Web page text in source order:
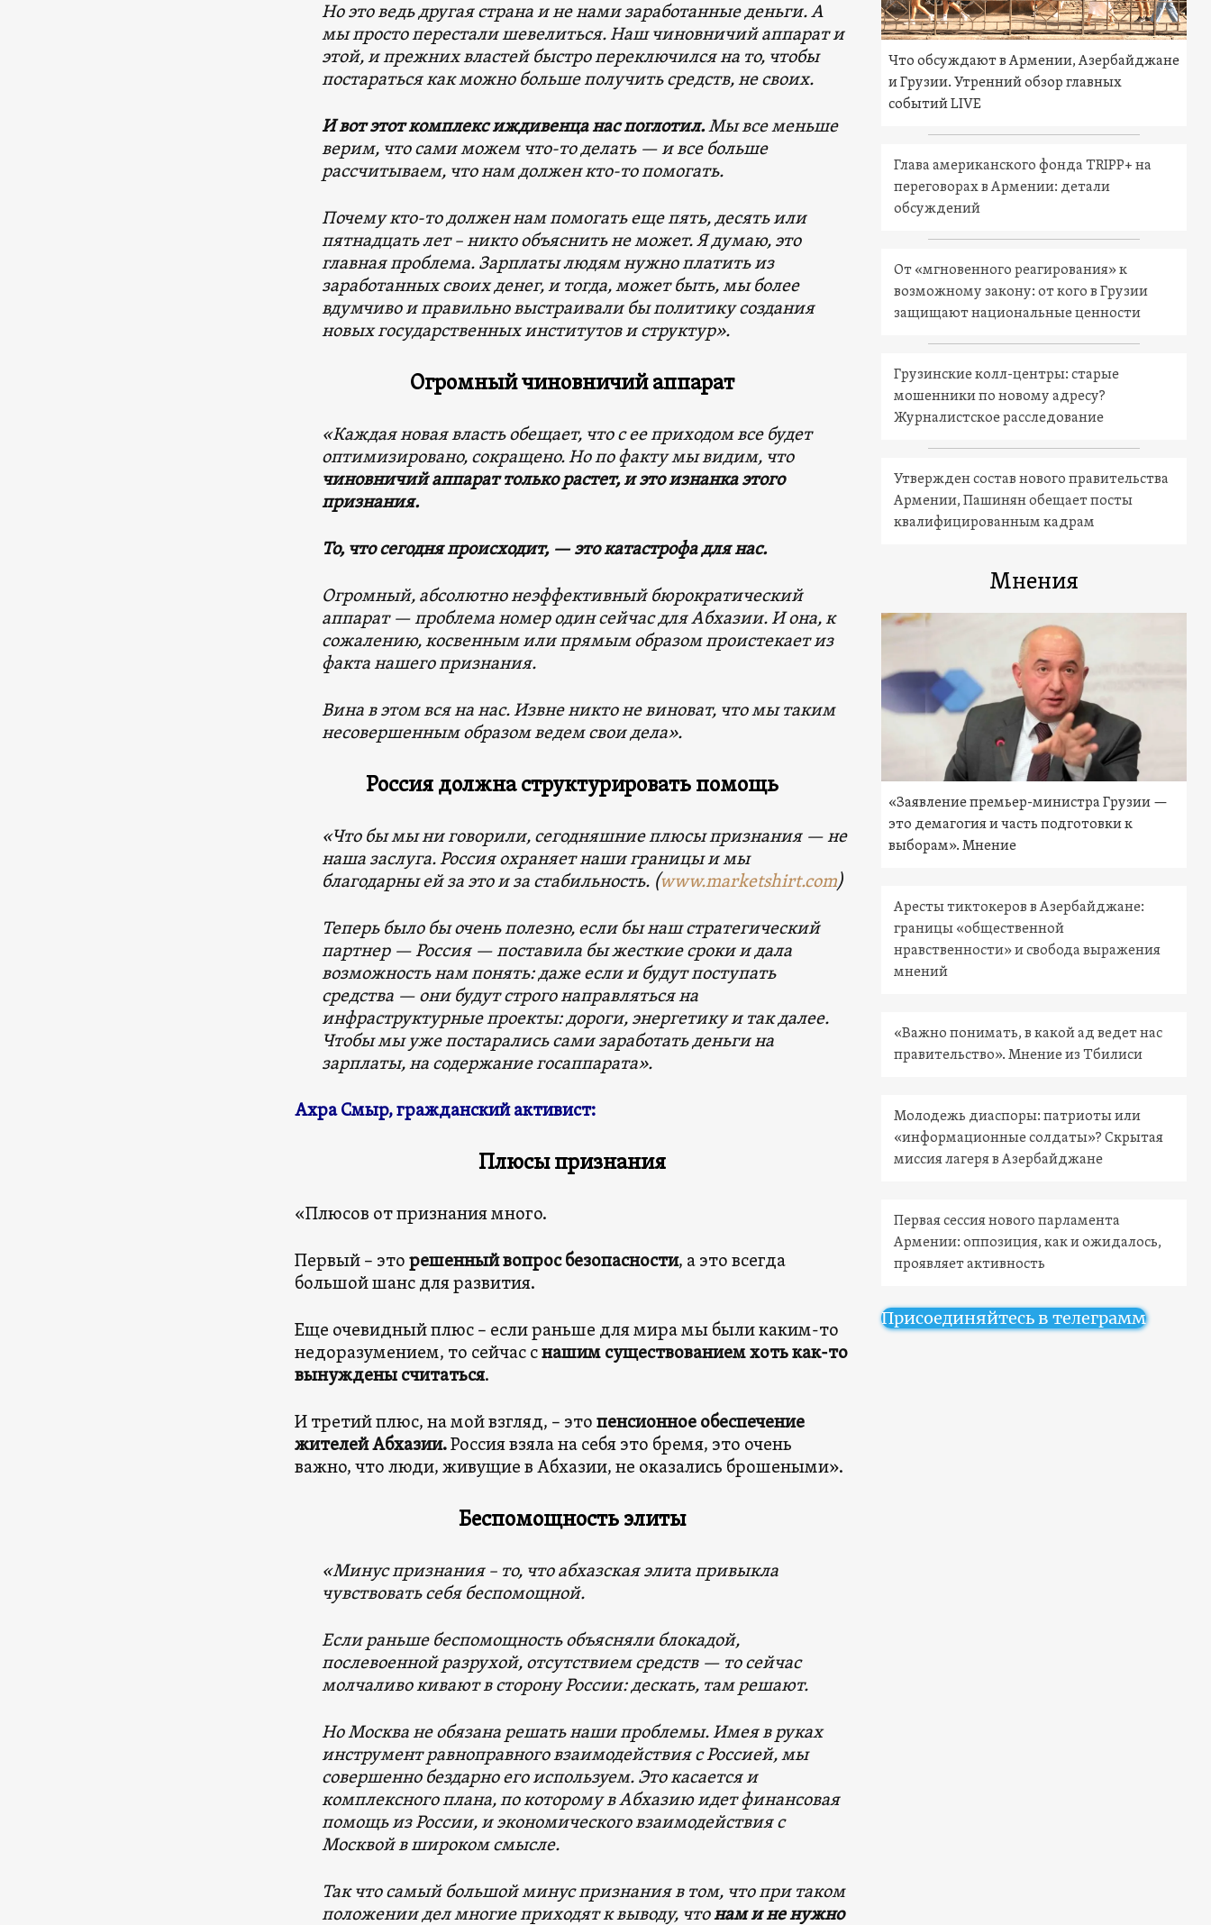
Но это ведь другая страна и не нами заработанные деньги. А
мы просто перестали шевелиться. Наш чиновничий аппарат и
этой, и прежних властей быстро переключился на то, чтобы
постараться как можно больше получить средств, не своих.
И вот этот комплекс иждивенца нас поглотил.Мы все меньше
верим, что сами можем что-то делать — и все больше
рассчитываем, что нам должен кто-то помогать.
Почему кто-то должен нам помогать еще пять, десять или
пятнадцать лет – никто объяснить не может. Я думаю, это
главная проблема. Зарплаты людям нужно платить из
заработанных своих денег, и тогда, может быть, мы более
вдумчиво и правильно выстраивали бы политику создания
новых государственных институтов и структур».
Огромный чиновничий аппарат
«Каждая новая власть обещает, что с ее приходом все будет
оптимизировано, сокращено. Но по факту мы видим, что
чиновничий аппарат только растет,и это изнанка этого
признания.
То, что сегодня происходит, — это катастрофа для нас.
Огромный, абсолютно неэффективный бюрократический
аппарат — проблема номер один сейчас для Абхазии. И она, к
сожалению, косвенным или прямым образом проистекает из
факта нашего признания.
Вина в этом вся на нас. Извне никто не виноват, что мы таким
несовершенным образом ведем свои дела».
Россия должна структурировать помощь
«Что бы мы ни говорили, сегодняшние плюсы признания — не
наша заслуга. Россия охраняет наши границы и мы
благодарны ей за это и за стабильность. (www.marketshirt.com)
Теперь было бы очень полезно, если бы наш стратегический
партнер — Россия — поставила бы жесткие сроки и дала
возможность нам понять: даже если и будут поступать
средства — они будут строго направляться на
инфраструктурные проекты: дороги, энергетику и так далее.
Чтобы мы уже постарались сами заработать деньги на
зарплаты, на содержание госаппарата».
Ахра Смыр, гражданский активист:
Плюсы признания
«Плюсов от признания много.
Первый – эторешенный вопрос безопасности, а это всегда
большой шанс для развития.
Еще очевидный плюс – если раньше для мира мы были каким-то
недоразумением, то сейчас снашим существованием хоть как-то
вынуждены считаться.
И третий плюс, на мой взгляд, – этопенсионное обеспечение
жителей Абхазии.Россия взяла на себя это бремя, это очень
важно, что люди, живущие в Абхазии, не оказались брошеными».
Беспомощность элиты
«Минус признания – то, что абхазская элита привыкла
чувствовать себя беспомощной.
Если раньше беспомощность объясняли блокадой,
послевоенной разрухой, отсутствием средств — то сейчас
молчаливо кивают в сторону России: дескать, там решают.
Но Москва не обязана решать наши проблемы. Имея в руках
инструмент равноправного взаимодействия с Россией, мы
совершенно бездарно его используем. Это касается и
комплексного плана, по которому в Абхазию идет финансовая
помощь из России, и экономического взаимодействия с
Москвой в широком смысле.
Так что самый большой минус признания в том, что при таком
положении дел многие приходят к выводу, чтонам и не нужно
Что обсуждают в Армении, Азербайджане
и Грузии. Утренний обзор главных
событий LIVE
Глава американского фонда TRIPP+ на
переговорах в Армении: детали
обсуждений
От «мгновенного реагирования» к
возможному закону: от кого в Грузии
защищают национальные ценности
Грузинские колл-центры: старые
мошенники по новому адресу?
Журналистское расследование
Утвержден состав нового правительства
Армении, Пашинян обещает посты
квалифицированным кадрам
Мнения
«Заявление премьер-министра Грузии —
это демагогия и часть подготовки к
выборам». Мнение
Аресты тиктокеров в Азербайджане:
границы «общественной
нравственности» и свобода выражения
мнений
«Важно понимать, в какой ад ведет нас
правительство». Мнение из Тбилиси
Молодежь диаспоры: патриоты или
«информационные солдаты»? Скрытая
миссия лагеря в Азербайджане
Первая сессия нового парламента
Армении: оппозиция, как и ожидалось,
проявляет активность
Присоединяйтесь в телеграмм